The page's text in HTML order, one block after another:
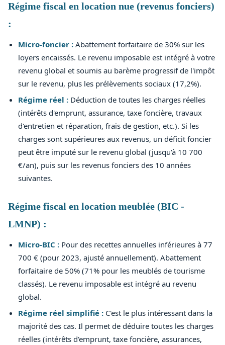
Régime fiscal en location nue (revenus fonciers)
:
Micro-foncier : Abattement forfaitaire de 30% sur les
loyers encaissés. Le revenu imposable est intégré à votre
revenu global et soumis au barème progressif de l'impôt
sur le revenu, plus les prélèvements sociaux (17,2%).
Régime réel : Déduction de toutes les charges réelles
(intérêts d'emprunt, assurance, taxe foncière, travaux
d'entretien et réparation, frais de gestion, etc.). Si les
charges sont supérieures aux revenus, un déficit foncier
peut être imputé sur le revenu global (jusqu'à 10 700
€/an), puis sur les revenus fonciers des 10 années
suivantes.
Régime fiscal en location meublée (BIC -
LMNP) :
Micro-BIC : Pour des recettes annuelles inférieures à 77
700 € (pour 2023, ajusté annuellement). Abattement
forfaitaire de 50% (71% pour les meublés de tourisme
classés). Le revenu imposable est intégré au revenu
global.
Régime réel simplifié : C'est le plus intéressant dans la
majorité des cas. Il permet de déduire toutes les charges
réelles (intérêts d'emprunt, taxe foncière, assurances,